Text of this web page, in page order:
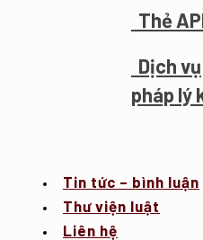
Thẻ
Dịch vụ
pháp lý
Tin tức – bình luận
Thư viện luật
Liên hệ